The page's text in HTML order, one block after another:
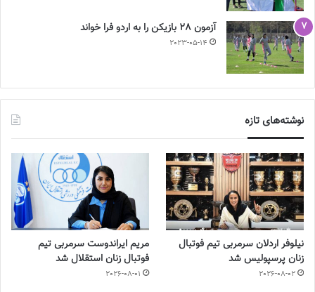
آزمون 28 بازیکن را به اردو فرا خواند
2023-05-14
نوشته‌های تازه
نیلوفر اردلان سرمربی تیم فوتبال
زنان پرسپولیس شد
2026-08-02
مریم ایراندوست سرمربی تیم
فوتبال زنان استقلال شد
2026-08-01